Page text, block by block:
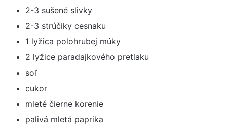
2-3 sušené slivky
2-3 strúčiky cesnaku
1 lyžica polohrubej múky
2 lyžice paradajkového pretlaku
soľ
cukor
mleté ​​čierne korenie
palivá mletá paprika